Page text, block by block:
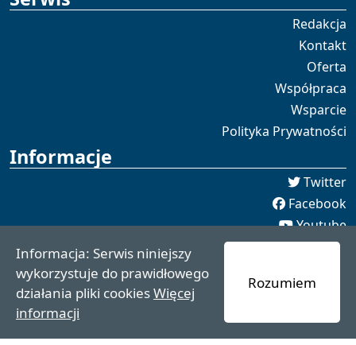
Redakcja
Kontakt
Oferta
Współpraca
Wsparcie
Polityka Prywatności
Informacje
Twitter
Facebook
Youtube
Spotify
redakcja [[]] czaswschodni.pl
czaswschodni.pl 2021 - 2025
Informacja: Serwis niniejszy
wykorzystuje do prawidłowego
działania pliki cookiesWięcej
informacji
Rozumiem